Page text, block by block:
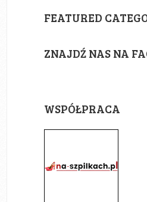
FEATURED
ZNAJDŹ NAS NA
WSPÓŁPRACA